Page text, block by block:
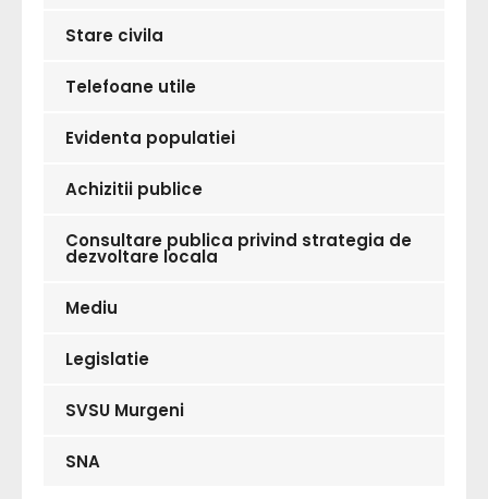
Stare civila
Telefoane utile
Evidenta populatiei
Achizitii publice
Consultare publica privind strategia de
dezvoltare locala
Mediu
Legislatie
SVSU Murgeni
SNA